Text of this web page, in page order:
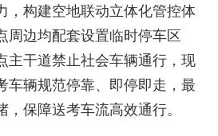
，构建空地联动立体化管控体
周边均配套设置临时停车区
主干道禁止社会车辆通行，现
车辆规范停靠、即停即走，最
保障送考车流高效通行。